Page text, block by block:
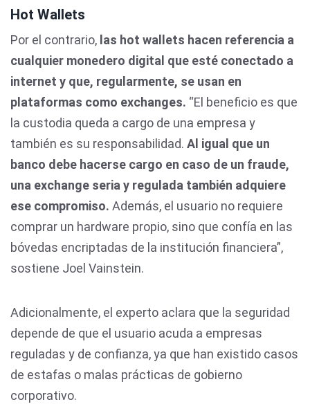
Hot Wallets
Por el contrario, las hot wallets hacen referencia a
cualquier monedero digital que esté conectado a
internet y que, regularmente, se usan en
plataformas como exchanges. “El beneficio es que
la custodia queda a cargo de una empresa y
también es su responsabilidad. Al igual que un
banco debe hacerse cargo en caso de un fraude,
una exchange seria y regulada también adquiere
ese compromiso. Además, el usuario no requiere
comprar un hardware propio, sino que confía en las
bóvedas encriptadas de la institución financiera”,
sostiene Joel Vainstein.
Adicionalmente, el experto aclara que la seguridad
depende de que el usuario acuda a empresas
reguladas y de confianza, ya que han existido casos
de estafas o malas prácticas de gobierno
corporativo.